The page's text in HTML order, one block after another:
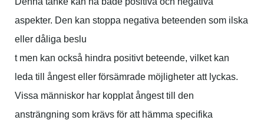
aspekter. Den kan stoppa negativa beteenden som ilska
eller dåliga beslu
t men kan också hindra positivt beteende, vilket kan
leda till ångest eller försämrade möjligheter att lyckas.
Vissa människor har kopplat ångest till den
ansträngning som krävs för att hämma specifika